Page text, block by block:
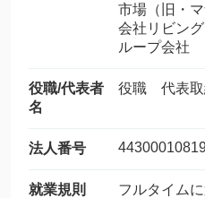
市場（旧・
会社リビン
ループ会社
役職/代表者
名
役職 代表
法人番号
就業規則
フルタイム